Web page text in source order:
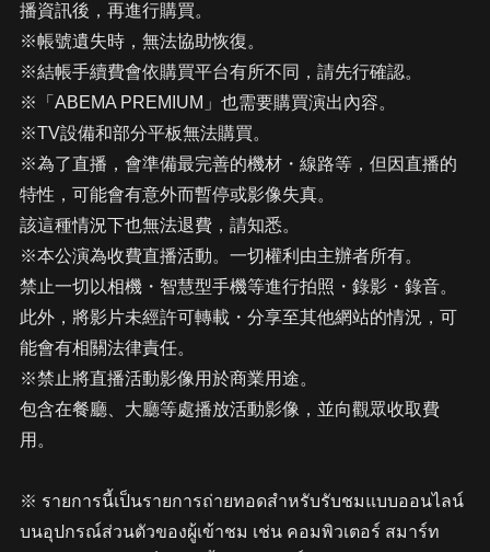
播資訊後，再進行購買。
※帳號遺失時，無法協助恢復。
※結帳手續費會依購買平台有所不同，請先行確認。
※「ABEMA PREMIUM」也需要購買演出內容。
※TV設備和部分平板無法購買。
※為了直播，會準備最完善的機材・線路等，但因直播的
特性，可能會有意外而暫停或影像失真。
該這種情況下也無法退費，請知悉。
※本公演為收費直播活動。一切權利由主辦者所有。
禁止一切以相機・智慧型手機等進行拍照・錄影・錄音。
此外，將影片未經許可轉載・分享至其他網站的情況，可
能會有相關法律責任。
※禁止將直播活動影像用於商業用途。
包含在餐廳、大廳等處播放活動影像，並向觀眾收取費
用。
※ รายการนี้เป็นรายการถ่ายทอดสำหรับรับชมแบบออนไลน์
บนอุปกรณ์ส่วนตัวของผู้เข้าชม เช่น คอมพิวเตอร์ สมาร์ท